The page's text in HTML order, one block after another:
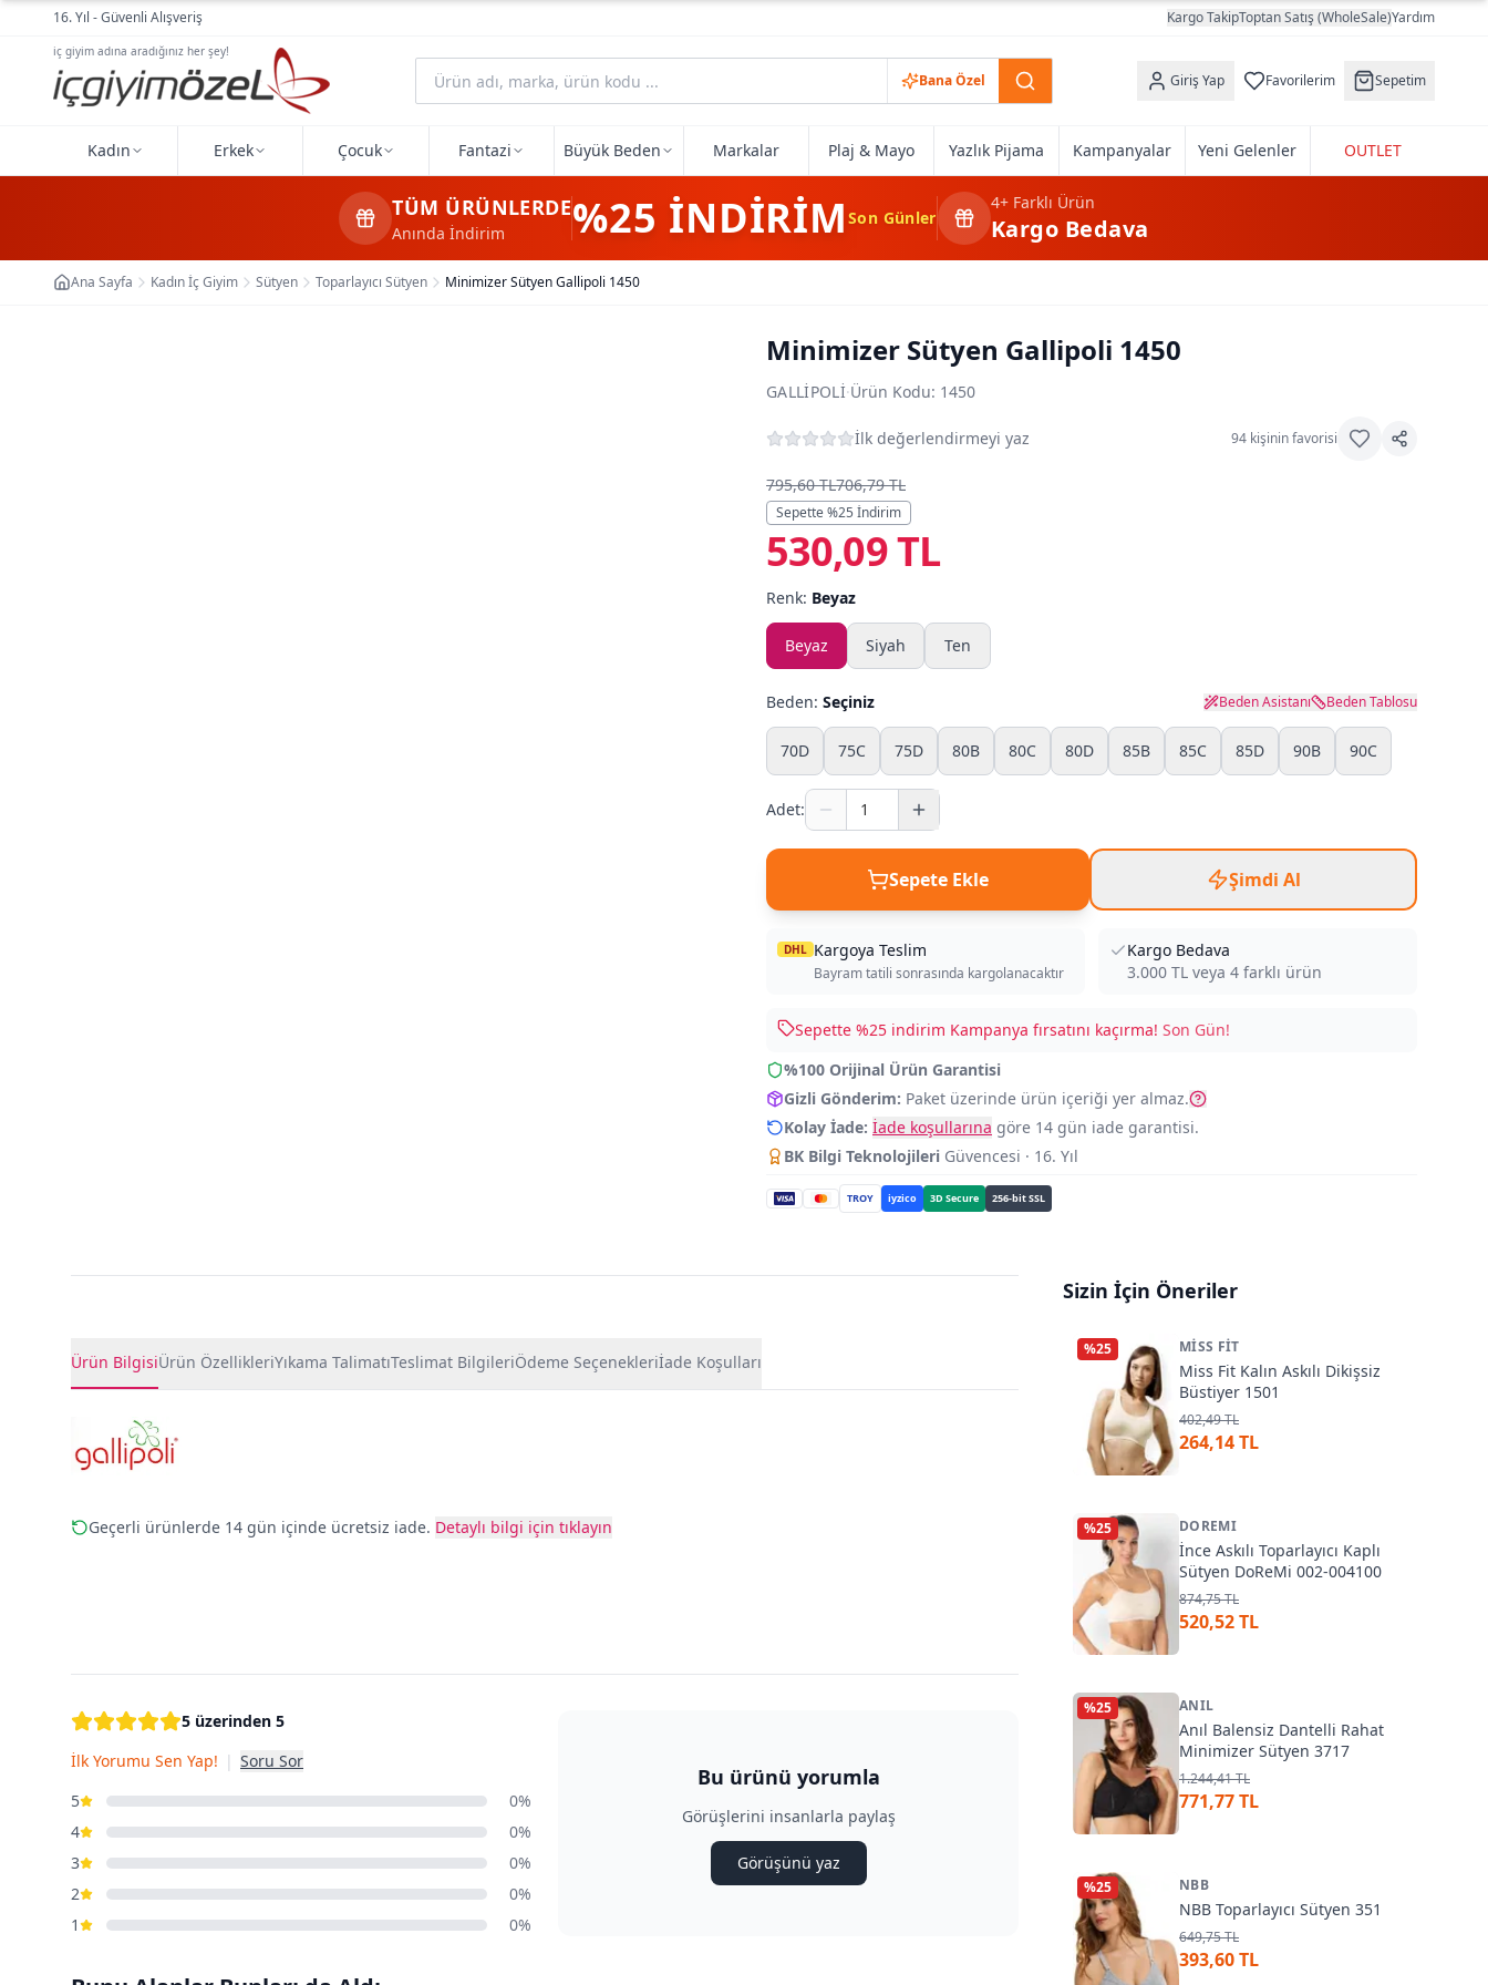
Ana içeriğe geç16. Yıl - Güvenli Alışveriş Kargo TakipToptan Satış (WholeSale)Yardım
iç giyim adına aradığınız her şey!
Bana Özel Giriş Yap Favorilerim Sepetim
Kadın Erkek Çocuk Fantazi Büyük Beden Markalar Plaj & Mayo Yazlık Pijama Kampanyalar Yeni Gelenler OUTLET
TÜM ÜRÜNLERDE
Anında İndirim %25 İNDİRİMSon Günler
4+Farklı Ürün
Kargo Bedava
Ana Sayfa Kadın İç Giyim Sütyen Toparlayıcı Sütyen Minimizer Sütyen Gallipoli 1450
Minimizer Sütyen Gallipoli 1450
GALLIPOLI·Ürün Kodu: 1450
İlk değerlendirmeyi yaz 94 kişinin favorisi
795,60 TL706,79 TL
Sepette %25 İndirim
530,09 TL
Renk: Beyaz
Beyaz Siyah Ten
Beden: Seçiniz Beden Asistanı Beden Tablosu
70D 75C 75D 80B 80C 80D 85B 85C 85D 90B 90C
Adet:
Sepete Ekle Şimdi Al
DHL Kargoya Teslim
Bayram tatili sonrasında kargolanacaktır
Kargo Bedava
3.000 TL veya 4 farklı ürün
Sepette %25 indirim Kampanya fırsatını kaçırma! Son Gün!
%100 Orijinal Ürün Garantisi
Gizli Gönderim: Paket üzerinde ürün içeriği yer almaz.
Kolay İade: İade koşullarına göre 14 gün iade garantisi.
BK Bilgi Teknolojileri Güvencesi · 16. Yıl
TROY iyzico 3D Secure 256-bit SSL
Ürün BilgisiÜrün ÖzellikleriYıkama TalimatıTeslimat BilgileriÖdeme Seçenekleriİade Koşulları
Geçerli ürünlerde 14 gün içinde ücretsiz iade. Detaylı bilgi için tıklayın
5 üzerinden 5
İlk Yorumu Sen Yap! | Soru Sor
5
0%
4
0%
3
0%
2
0%
1
0%
Bu ürünü yorumla
Görüşlerini insanlarla paylaş
Görüşünü yaz
Sizin İçin Öneriler
%25 MISS FIT
Miss Fit Kalın Askılı Dikişsiz
Büstiyer 1501
402,49 TL
264,14 TL
%25 DOREMI
İnce Askılı Toparlayıcı Kaplı
Sütyen DoReMi 002-004100
874,75 TL
520,52 TL
%25 ANIL
Anıl Balensiz Dantelli Rahat
Minimizer Sütyen 3717
1.244,41 TL
771,77 TL
%25 NBB
NBB Toparlayıcı Sütyen 351
649,75 TL
393,60 TL